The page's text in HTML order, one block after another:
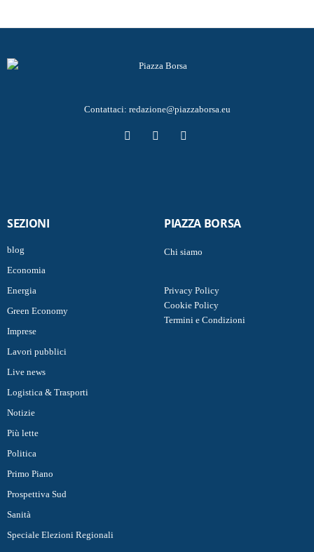
Contattaci: redazione@piazzaborsa.eu
SEZIONI
blog
Economia
Energia
Green Economy
Imprese
Lavori pubblici
Live news
Logistica & Trasporti
Notizie
Più lette
Politica
Primo Piano
Prospettiva Sud
Sanità
Speciale Elezioni Regionali
PIAZZA BORSA
Chi siamo
Privacy Policy
Cookie Policy
Termini e Condizioni